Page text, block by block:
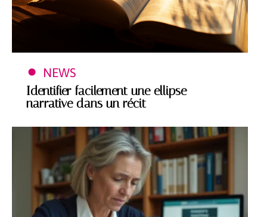
NEWS
Identifier facilement une ellipse
narrative dans un récit